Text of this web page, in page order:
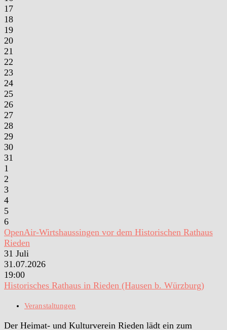
17
18
19
20
21
22
23
24
25
26
27
28
29
30
31
1
2
3
4
5
6
OpenAir-Wirtshaussingen vor dem Historischen Rathaus
Rieden
31 Juli
31.07.2026
19:00
Historisches Rathaus in Rieden (Hausen b. Würzburg)
Veranstaltungen
Der Heimat- und Kulturverein Rieden lädt ein zum